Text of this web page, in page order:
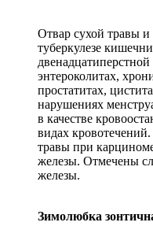
Отвар сухой травы и
туберкулезе
энтероколитах,
простатитах,
нарушениях
в качестве
видах
травы при
железы. Отмечены
железы.
Зимолюбка